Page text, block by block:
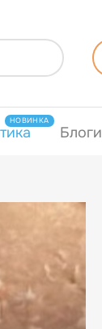
НОВИНКА
Блоги